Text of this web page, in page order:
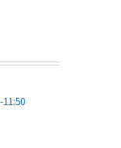
11:50